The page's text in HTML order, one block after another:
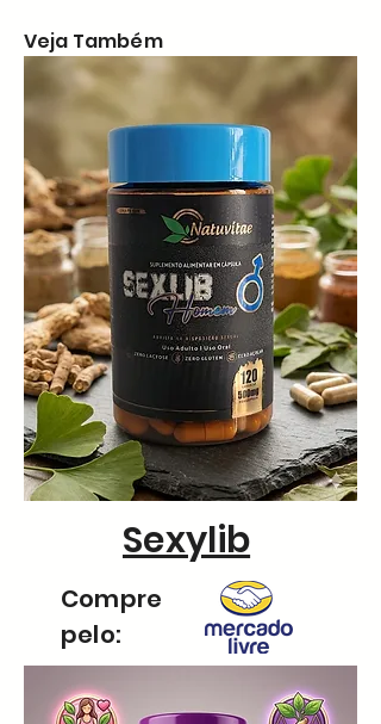
Veja Também
Sexylib
Compre
pelo: